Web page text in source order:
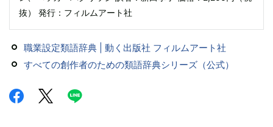
抜） 発行：フィルムアート社
職業設定類語辞典 | 動く出版社 フィルムアート社
すべての創作者のための類語辞典シリーズ（公式）